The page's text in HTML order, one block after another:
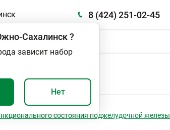
8 (424) 251-02-45
Сахалинск?
зависит набор
Нет
состояния поджелудочной железы